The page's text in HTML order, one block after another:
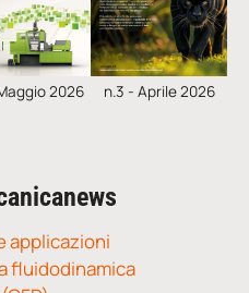
2026 n.3 - Aprile 2026
applicazioni
fluidodinamica